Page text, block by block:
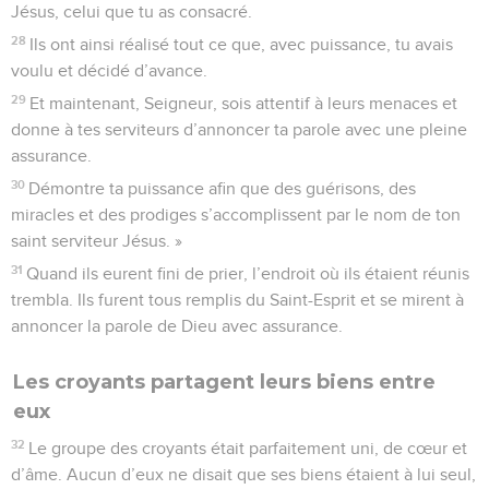
Jésus, celui que tu as consacré.
28 Ils ont ainsi réalisé tout ce que, avec puissance, tu avais
voulu et décidé d’avance.
29 Et maintenant, Seigneur, sois attentif à leurs menaces et
donne à tes serviteurs d’annoncer ta parole avec une pleine
assurance.
30 Démontre ta puissance afin que des guérisons, des
miracles et des prodiges s’accomplissent par le nom de ton
saint serviteur Jésus. »
31 Quand ils eurent fini de prier, l’endroit où ils étaient réunis
trembla. Ils furent tous remplis du Saint-Esprit et se mirent à
annoncer la parole de Dieu avec assurance.
Les croyants partagent leurs biens entre
eux
32 Le groupe des croyants était parfaitement uni, de cœur et
d’âme. Aucun d’eux ne disait que ses biens étaient à lui seul,